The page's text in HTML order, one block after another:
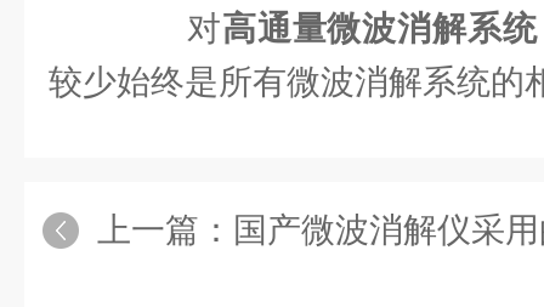
对高通量微波消解系统
较少始终是所有微波消解系统的
上一篇： 国产微波消解仪采